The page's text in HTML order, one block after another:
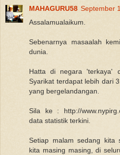
MAHAGURU58 September
Assalamualaikum.
Sebenarnya masaalah
dunia.
Hatta di negara 'terkaya'
Syarikat terdapat lebih dari
yang bergelandangan.
Sila ke : http://
data statistik terkini.
Setiap malam sedang kita
kita masing masing, di